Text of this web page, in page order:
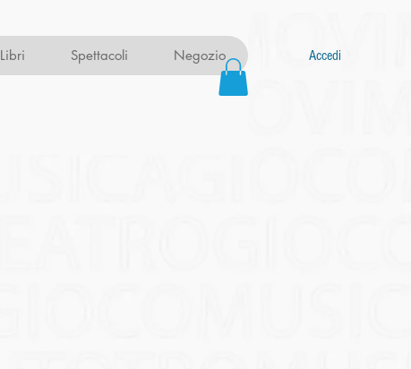
Libri Spettacoli Negozio Accedi